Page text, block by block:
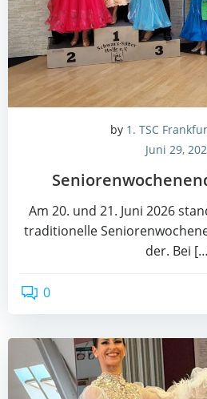
by 1. TSC
Juni 29,
Am 20. und 21. Juni 2026
tra­di­tio­nel­le
der. Bei
0